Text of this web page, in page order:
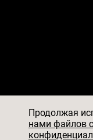
АО «БКМ», ОГРН
Продолжая
нами файлов